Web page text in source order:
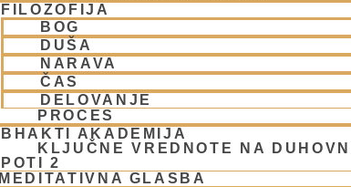
FILOZOFIJA
BOG
DUŠA
NARAVA
ČAS
DELOVANJE
PROCES
BHAKTI AKADEMIJA
KLJUČNE VREDNOTE NA DUHOVNI
POTI 2
MEDITATIVNA GLASBA